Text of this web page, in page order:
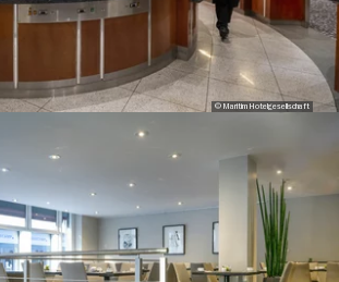
© Maritim Hotelgesellschaft